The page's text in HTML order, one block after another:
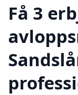
Få 3